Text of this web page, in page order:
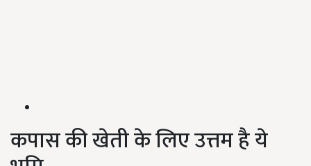
कपास की खेती के लिए उत्तम है ये